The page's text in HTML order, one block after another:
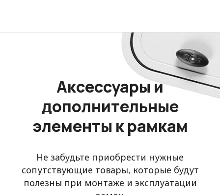
Аксессуары и
дополнительные
элементы к рамкам
Не забудьте приобрести нужные
сопутствующие товары, которые будут
полезны при монтаже и эксплуатации